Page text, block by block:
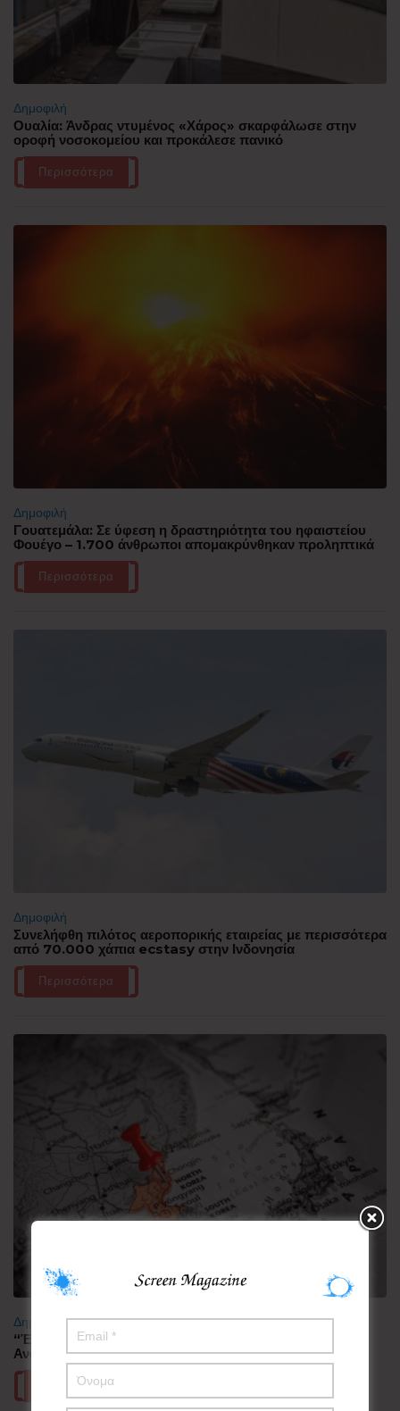
Δημοφιλή
Ουαλία: Άνδρας ντυμένος «Χάρος» σκαρφάλωσε στην
οροφή νοσοκομείου και προκάλεσε πανικό
Περισσότερα
Δημοφιλή
Γουατεμάλα: Σε ύφεση η δραστηριότητα του ηφαιστείου
Φουέγο – 1.700 άνθρωποι απομακρύνθηκαν προληπτικά
Περισσότερα
Δημοφιλή
Συνελήφθη πιλότος αεροπορικής εταιρείας με περισσότερα
από 70.000 χάπια ecstasy στην Ινδονησία
Περισσότερα
Δημοφιλή
“Έλιωσε” από τη ζέστη η Κορεατική Χερσόνησος –
Ανάσες δροσιάς αναζητούν οι πολίτες
Περισσότερα